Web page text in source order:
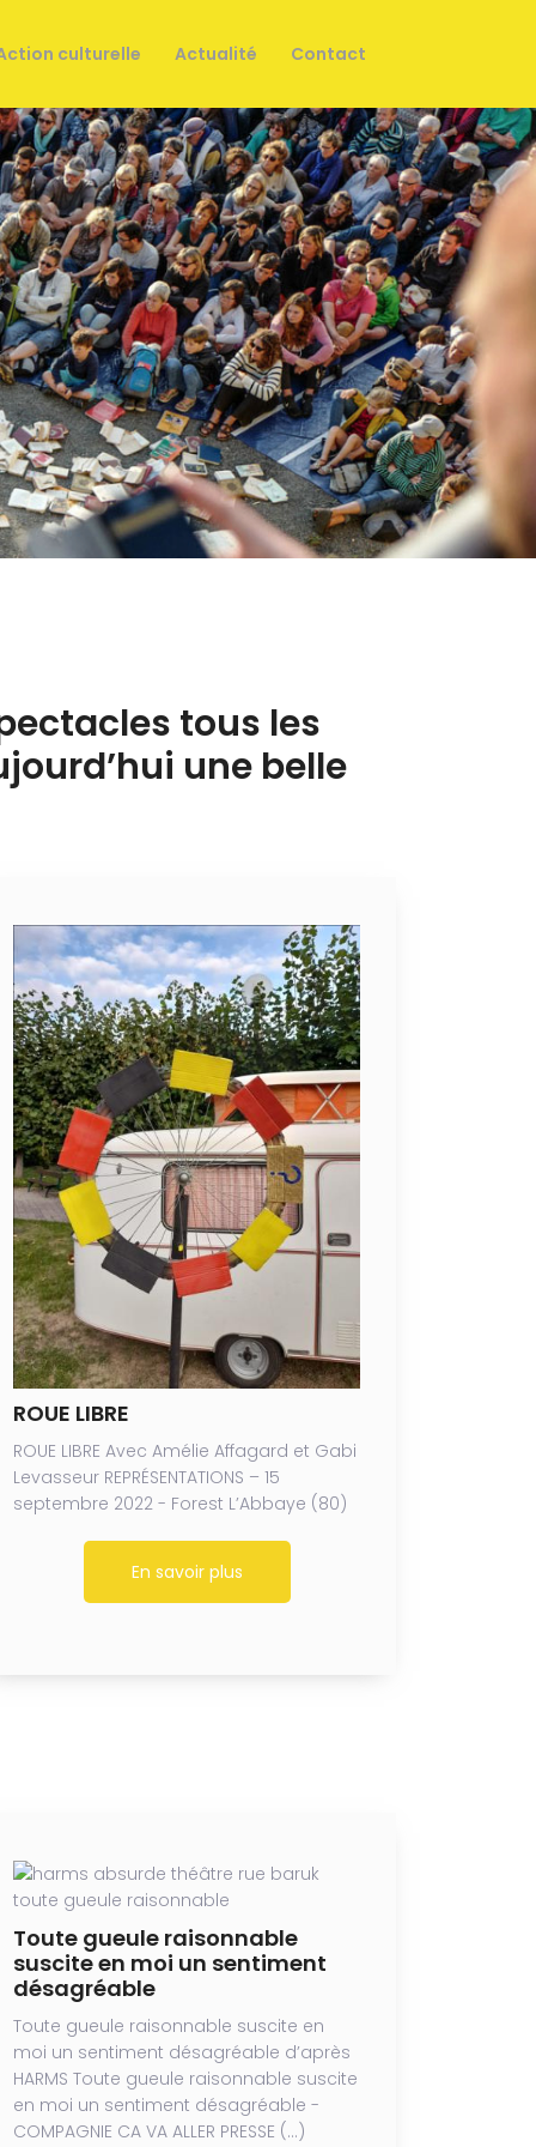
culturelle Actualité Contact
tous les
une belle
ROUE LIBRE
ROUE LIBRE Avec Amélie Affagard et Gabi
Levasseur REPRÉSENTATIONS – 15
septembre 2022 - Forest L’Abbaye (80)
En savoir plus
Toute gueule raisonnable
suscite en moi un sentiment
désagréable
Toute gueule raisonnable suscite en
moi un sentiment désagréable d’après
HARMS Toute gueule raisonnable suscite
en moi un sentiment désagréable -
COMPAGNIE CA VA ALLER PRESSE (…)